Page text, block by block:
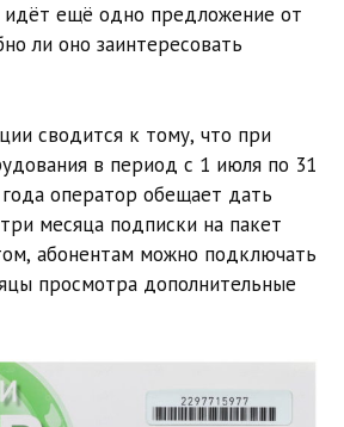
идёт ещё одно предложение от
ли оно заинтересовать
сводится к тому, что при
в период c 1 июля по 31
оператор обещает дать
месяца подписки на пакет
абонентам можно подключать
просмотра дополнительные